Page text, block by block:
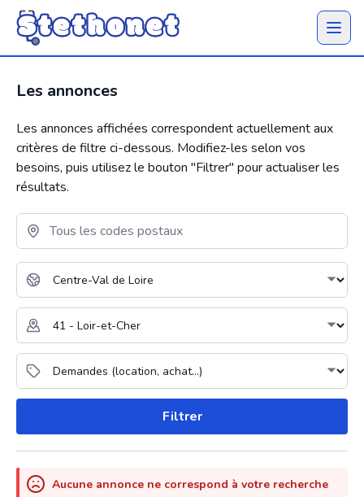
Ouvrir
Les annonces
Les annonces affichées correspondent actuellement aux
critères de filtre ci-dessous. Modifiez-les selon vos
besoins, puis utilisez le bouton "Filtrer" pour actualiser les
résultats.
Filtrer
Aucune annonce ne correspond à votre recherche